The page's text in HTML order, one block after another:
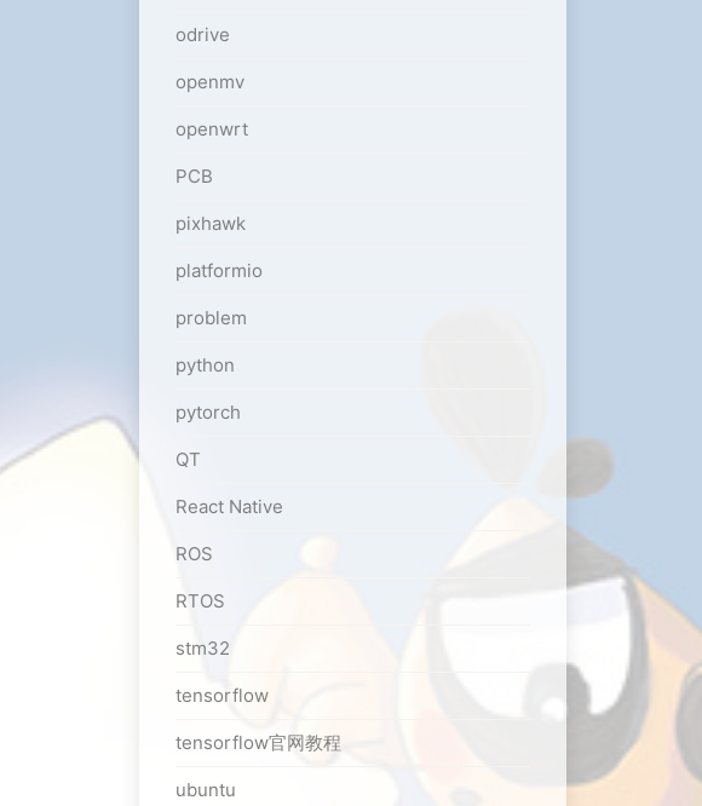
odrive
openmv
openwrt
PCB
pixhawk
platformio
problem
python
pytorch
QT
React Native
ROS
RTOS
stm32
tensorflow
tensorflow官网教程
ubuntu